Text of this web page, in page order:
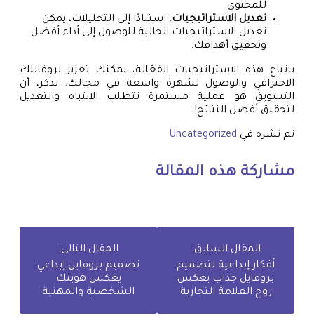
للمحتوى.
تعديل الاستراتيجيات: استنادًا إلى التحليلات، يمكن
تعديل الاستراتيجيات الحالية للوصول إلى أداء أفضل
وتحقيق أهدافك.
باتباع هذه الاستراتيجيات الفعّالة، يمكنك تعزيز بروفايلك
الاحترافي والوصول لشهرة واسعة في مجالك. تذكر، أن
التسويق هو عملية مستمرة تتطلب الانتباه والتعديل
لتحقيق أفضل النتائج!
تم نشره في Uncategorized
مشاركة هذه المقالة
المقال السابق:
أفكار إبداعية لتصميم
بروفايل جذاب يعكس
روح العلامة التجارية
المقال التالي:
تصميم بروفايل إبداعي
يعكس هويتك
الشخصية والمهنية